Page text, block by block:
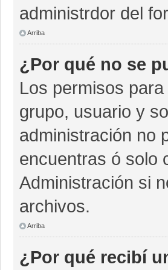
administrdor del
Arriba
¿Por qué no se
Los permisos
grupo, usuario y
administración no
encuentras ó solo
Administración si
archivos.
Arriba
¿Por qué recibí